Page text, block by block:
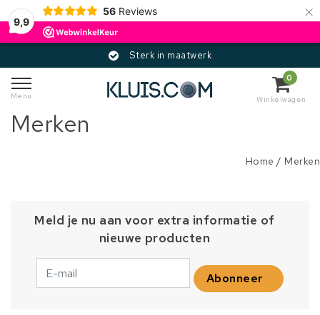
9,9
56 Reviews ×
Sterk in maatwerk
Menu
0
Winkelwagen
Merken
Home / Merken
Meld je nu aan voor extra informatie of
nieuwe producten
Abonneer